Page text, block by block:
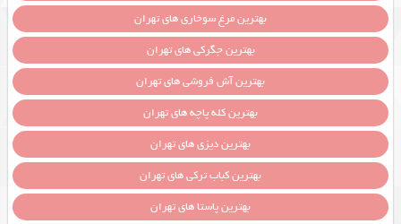
بهترین مرغ سوخاری های تهران
بهترین جگرکی های تهران
بهترین آش فروشی های تهران
بهترین کله پاچه های تهران
بهترین دیزی های تهران
بهترین کباب ترکی های تهران
بهترین پاستا های تهران